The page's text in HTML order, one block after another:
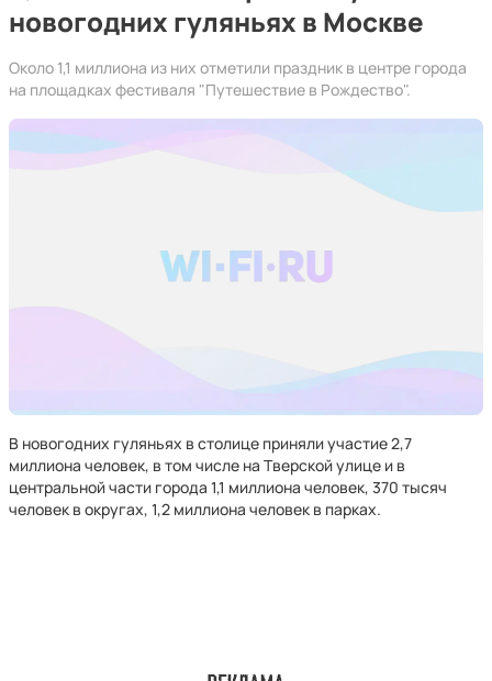
новогодних гуляньях в Москве
Около 1,1 миллиона из них отметили праздник в центре города
на площадках фестиваля "Путешествие в Рождество".
В новогодних гуляньях в столице приняли участие 2,7
миллиона человек, в том числе на Тверской улице и в
центральной части города 1,1 миллиона человек, 370 тысяч
человек в округах, 1,2 миллиона человек в парках.